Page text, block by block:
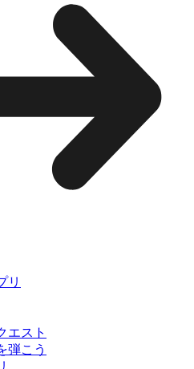
リ
エスト
弾こう